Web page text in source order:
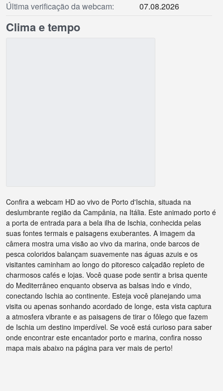
Última verificação da webcam:
07.08.2026
Clima e tempo
Confira a webcam HD ao vivo de Porto d'Ischia, situada na
deslumbrante região da Campânia, na Itália. Este animado porto é
a porta de entrada para a bela ilha de Ischia, conhecida pelas
suas fontes termais e paisagens exuberantes. A imagem da
câmera mostra uma visão ao vivo da marina, onde barcos de
pesca coloridos balançam suavemente nas águas azuis e os
visitantes caminham ao longo do pitoresco calçadão repleto de
charmosos cafés e lojas. Você quase pode sentir a brisa quente
do Mediterrâneo enquanto observa as balsas indo e vindo,
conectando Ischia ao continente. Esteja você planejando uma
visita ou apenas sonhando acordado de longe, esta vista captura
a atmosfera vibrante e as paisagens de tirar o fôlego que fazem
de Ischia um destino imperdível. Se você está curioso para saber
onde encontrar este encantador porto e marina, confira nosso
mapa mais abaixo na página para ver mais de perto!